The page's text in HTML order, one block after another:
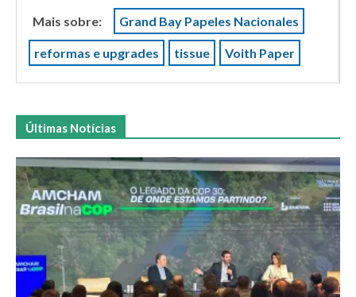
Mais sobre: Grand Bay Papeles Nacionales
reformas e upgrades tissue Voith Paper
Últimas Notícias